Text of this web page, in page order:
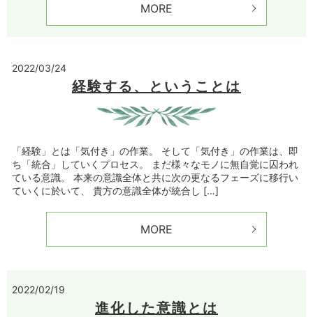
MORE
2022/03/24
経験する、ということは
「経験」とは「気付き」の作業。 そして「気付き」の作業は、即
ち「統合」していくプロセス。 まだ様々なモノに無自覚に囚われ
ている意識。 本来の意識全体と共に次の更なるフェーズに移行い
ていくに於いて、 貴方の意識全体が統合し […]
MORE
2022/02/19
進化した意識とは